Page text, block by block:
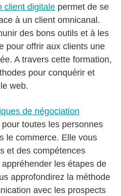
client digitale permet de se
à un client omnicanal.
des bons outils et à les
pour offrir aux clients une
A travers cette formation,
pour conquérir et
web.
de négociation
toutes les personnes
le commerce. Elle vous
et des compétences
les étapes de
approfondirez la méthode
avec les prospects